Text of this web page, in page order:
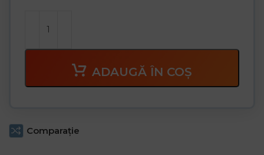
ADAUGĂ ÎN COȘ
Comparaţie